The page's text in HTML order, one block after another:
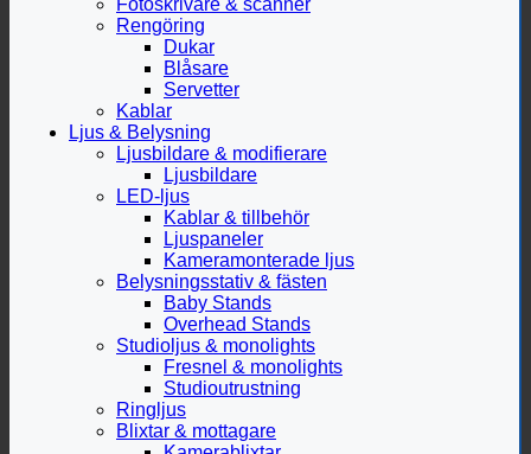
Rengöring
Dukar
Blåsare
Servetter
Kablar
Ljus & Belysning
Ljusbildare & modifierare
Ljusbildare
LED-ljus
Kablar & tillbehör
Ljuspaneler
Kameramonterade ljus
Belysningsstativ & fästen
Baby Stands
Overhead Stands
Studioljus & monolights
Fresnel & monolights
Studioutrustning
Ringljus
Blixtar & mottagare